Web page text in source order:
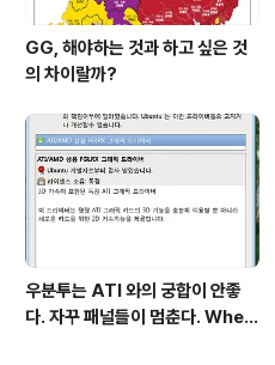
GG, 해야하는 것과 하고 싶은 것
의 차이랄까?
우분투는 ATI 와의 궁합이 안좋
다. 자꾸 패널들이 멈춘다. When